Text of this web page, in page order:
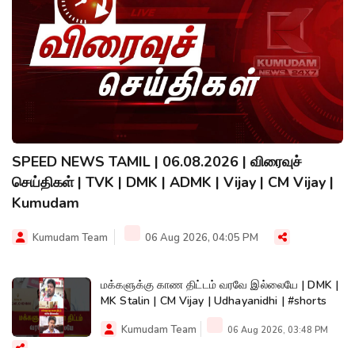
SPEED NEWS TAMIL | 06.08.2026 | விரைவுச்
செய்திகள் | TVK | DMK | ADMK | Vijay | CM Vijay |
Kumudam
Kumudam Team 06 Aug 2026, 04:05 PM
மக்களுக்கு காண திட்டம் வரவே இல்லையே | DMK |
MK Stalin | CM Vijay | Udhayanidhi | #shorts
Kumudam Team 06 Aug 2026, 03:48 PM